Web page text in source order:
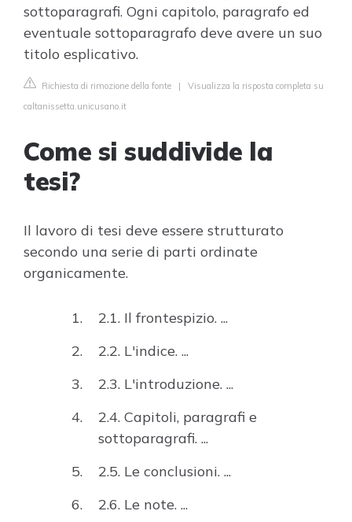
sottoparagrafi. Ogni capitolo, paragrafo ed
eventuale sottoparagrafo deve avere un suo
titolo esplicativo.
Richiesta di rimozione della fonte | Visualizza la risposta completa su
caltanissetta.unicusano.it
Come si suddivide la
tesi?
Il lavoro di tesi deve essere strutturato
secondo una serie di parti ordinate
organicamente.
2.1. Il frontespizio. ...
2.2. L'indice. ...
2.3. L'introduzione. ...
2.4. Capitoli, paragrafi e
sottoparagrafi. ...
2.5. Le conclusioni. ...
2.6. Le note. ...